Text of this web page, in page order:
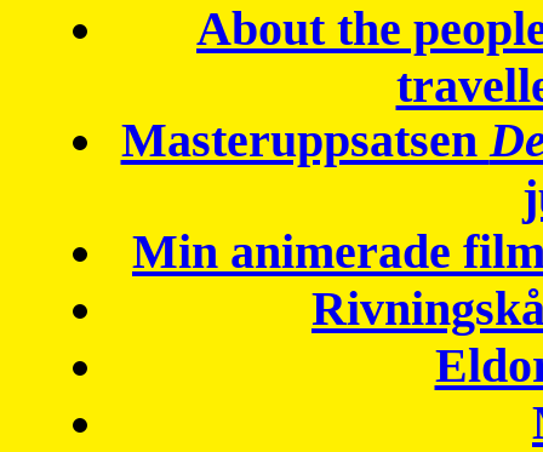
About the
Masteruppsatsen
Min animerade